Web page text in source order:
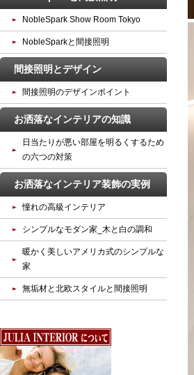
NobleSpark Show Room Tokyo
NobleSparkと間接照明
間接照明とデザイン
間接照明のデザインポイント
お洒落なインテリアの知識
日当たりが悪い部屋を明るくするため
の六つの対策
お洒落なインテリア装飾の実例
憧れの高級インテリア
シンプルなモダン家_木と白の調和
暖かく美しいアメリカ式のシンプルな
家
無垢材と北欧スタイルと間接照明